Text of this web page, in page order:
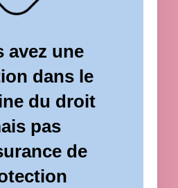
avez une
dans le
du droit
pas
de